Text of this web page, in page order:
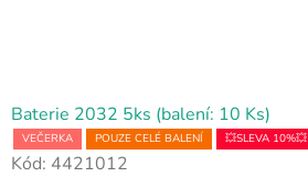
Baterie 2032 5ks (balení: 10 Ks)
VEČERKA POUZE CELÉ BALENÍ 💥SLEVA 10%💥
Kód: 4421012